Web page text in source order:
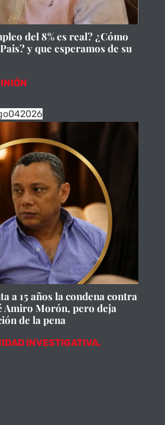
del 8% es real? ¿Cómo
y que esperamos de su
042026
a 15 años la condena contra
Amiro Morón, pero deja
de la pena
INVESTIGATIVA,